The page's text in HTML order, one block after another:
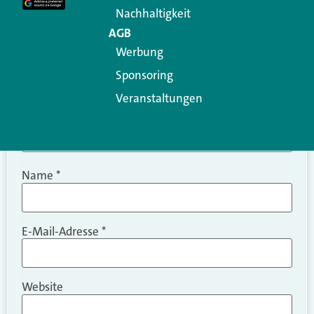
Name *
E-Mail-Adresse *
Website
Nachhaltigkeit
AGB
Werbung
Sponsoring
Veranstaltungen